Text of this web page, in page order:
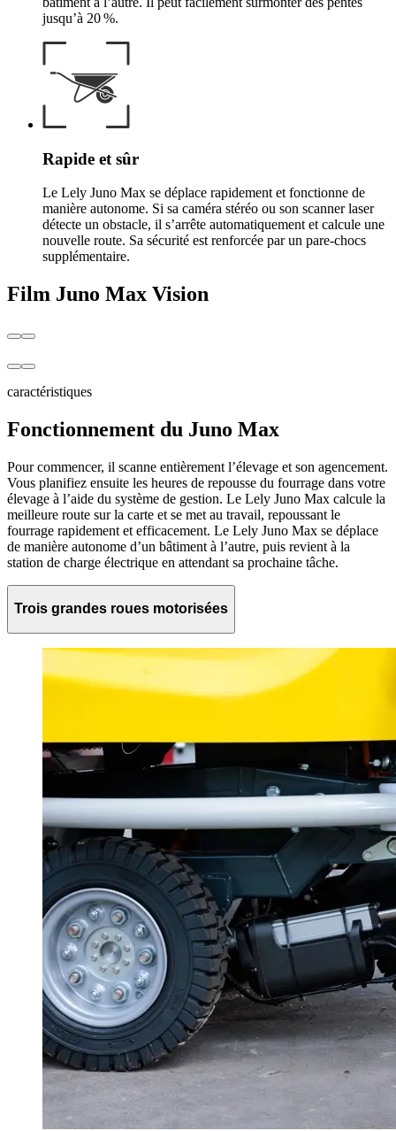
jusqu’à 20 %.
Rapide et sûr
Le Lely Juno Max se déplace rapidement et fonctionne de
manière autonome. Si sa caméra stéréo ou son scanner laser
détecte un obstacle, il s’arrête automatiquement et calcule une
nouvelle route. Sa sécurité est renforcée par un pare-chocs
supplémentaire.
Film Juno Max Vision
caractéristiques
Fonctionnement du Juno Max
Pour commencer, il scanne entièrement l’élevage et son agencement.
Vous planifiez ensuite les heures de repousse du fourrage dans votre
élevage à l’aide du système de gestion. Le Lely Juno Max calcule la
meilleure route sur la carte et se met au travail, repoussant le
fourrage rapidement et efficacement. Le Lely Juno Max se déplace
de manière autonome d’un bâtiment à l’autre, puis revient à la
station de charge électrique en attendant sa prochaine tâche.
Trois grandes roues motorisées